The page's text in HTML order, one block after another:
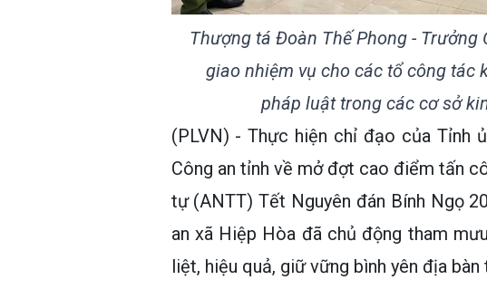
Thượng tá Đoàn Thế Phong -
giao nhiệm vụ cho các tổ công tác
pháp luật trong các cơ sở
(PLVN) - Thực hiện chỉ đạo của Tỉnh
Công an tỉnh về mở đợt cao điểm tấn
tự (ANTT) Tết Nguyên đán Bính Ngọ
an xã Hiệp Hòa đã chủ động tham
liệt, hiệu quả, giữ vững bình yên địa